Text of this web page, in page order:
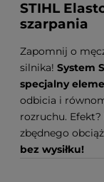
STIHL
szarpania
Zapomnij o
silnika! System
specjalny
odbicia i
rozruchu. Efekt?
zbędnego
bez wysiłku!